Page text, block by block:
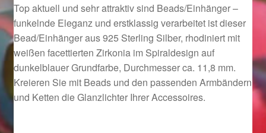
Ostergeschenke finden für Ostern 2016
Ostergeschenke finden für Ostern 2017
Ostergeschenke finden für Ostern 2018
Top aktuell und sehr attraktiv sind Beads/Einhänger –
funkelnde Eleganz und erstklassig verarbeitet ist dieser
Bead/Einhänger aus 925 Sterling Silber, rhodiniert mit
weißen facettierten Zirkonia im Spiraldesign auf
dunkelblauer Grundfarbe, Durchmesser ca. 11,8 mm.
Kreieren Sie mit Beads und den passenden Armbändern
und Ketten die Glanzlichter Ihrer Accessoires.